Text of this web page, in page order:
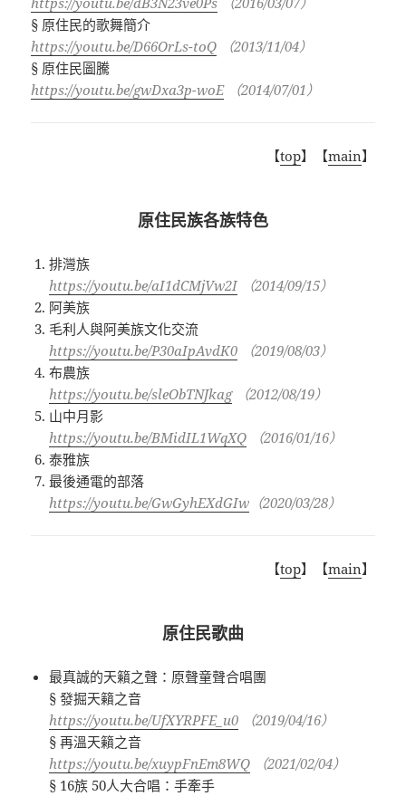
§ 原住民的歌舞簡介
https://youtu.be/D66OrLs-toQ （2013/11/04）
§ 原住民圖騰
https://youtu.be/gwDxa3p-woE（2014/07/01）
【top】【main】
原住民族各族特色
排灣族
https://youtu.be/aI1dCMjVw2I （2014/09/15）
阿美族
毛利人與阿美族文化交流
https://youtu.be/P30aIpAvdK0 （2019/08/03）
布農族
https://youtu.be/sleObTNJkag（2012/08/19）
山中月影
https://youtu.be/BMidIL1WqXQ （2016/01/16）
泰雅族
最後通電的部落
https://youtu.be/GwGyhEXdGIw （2020/03/28）
【top】【main】
原住民歌曲
最真誠的天籟之聲：原聲童聲合唱團
§ 發掘天籟之音
https://youtu.be/UfXYRPFE_u0 （2019/04/16）
§ 再溫天籟之音
https://youtu.be/xuypFnEm8WQ （2021/02/04）
§ 16族 50人大合唱：手牽手